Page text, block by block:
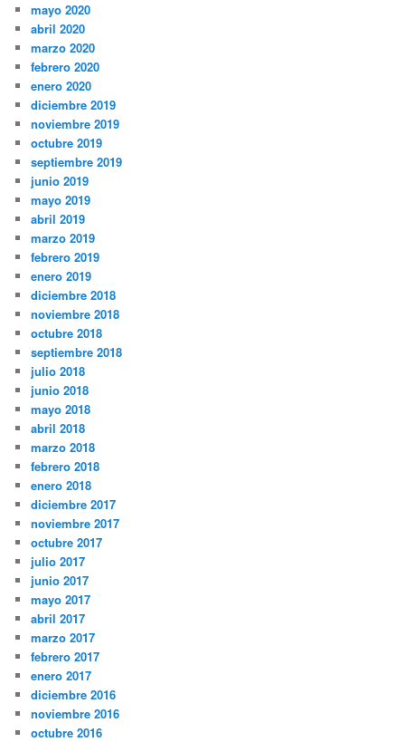
mayo 2020
abril 2020
marzo 2020
febrero 2020
enero 2020
diciembre 2019
noviembre 2019
octubre 2019
septiembre 2019
junio 2019
mayo 2019
abril 2019
marzo 2019
febrero 2019
enero 2019
diciembre 2018
noviembre 2018
octubre 2018
septiembre 2018
julio 2018
junio 2018
mayo 2018
abril 2018
marzo 2018
febrero 2018
enero 2018
diciembre 2017
noviembre 2017
octubre 2017
julio 2017
junio 2017
mayo 2017
abril 2017
marzo 2017
febrero 2017
enero 2017
diciembre 2016
noviembre 2016
octubre 2016